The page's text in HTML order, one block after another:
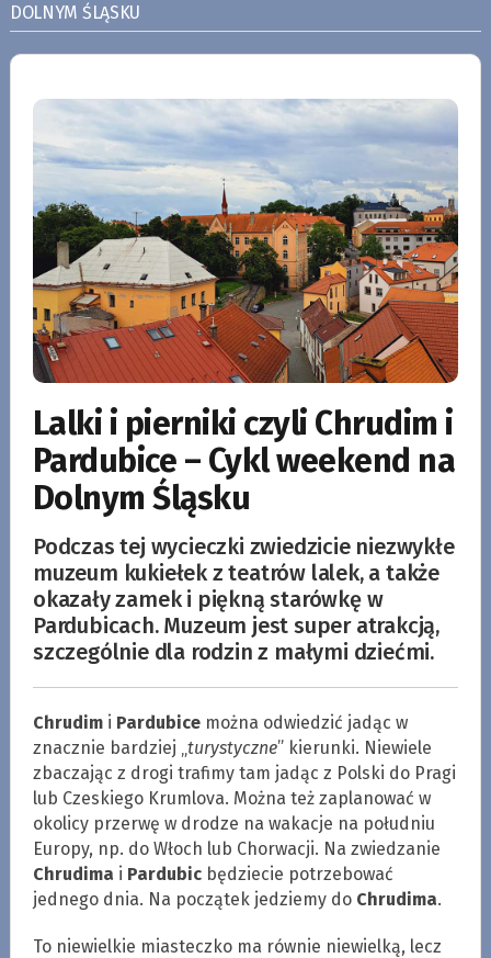
DOLNYM ŚLĄSKU
Lalki i pierniki czyli Chrudim i
Pardubice – Cykl weekend na
Dolnym Śląsku
Podczas tej wycieczki zwiedzicie niezwykłe
muzeum kukiełek z teatrów lalek, a także
okazały zamek i piękną starówkę w
Pardubicach. Muzeum jest super atrakcją,
szczególnie dla rodzin z małymi dziećmi.
Chrudimi Pardubicemożna odwiedzić jadąc w
znacznie bardziej „ turystyczne” kierunki. Niewiele
zbaczając z drogi trafimy tam jadąc z Polski do Pragi
lub Czeskiego Krumlova. Można też zaplanować w
okolicy przerwę w drodze na wakacje na południu
Europy, np. do Włoch lub Chorwacji. Na zwiedzanie
Chrudima i Pardubicbędziecie potrzebować
jednego dnia. Na początek jedziemy do Chrudima.
To niewielkie miasteczko ma równie niewielką, lecz